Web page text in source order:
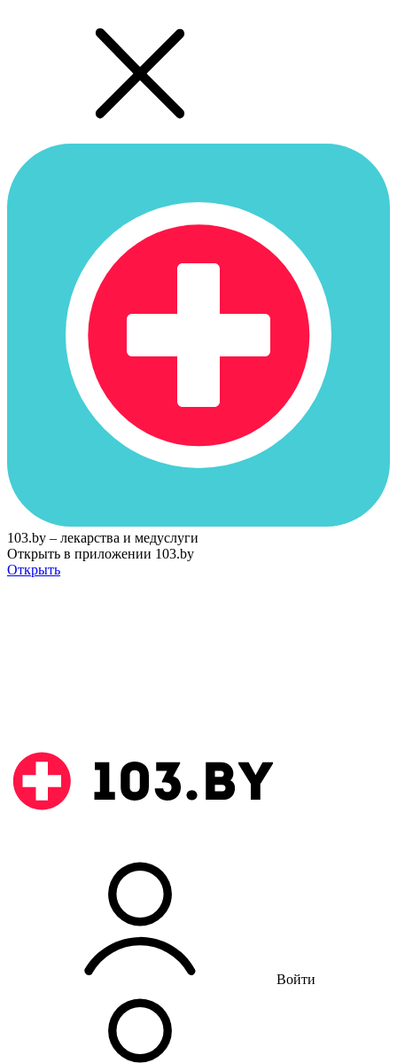
103.by – лекарства и медуслуги
Открыть в приложении 103.by
Открыть
Войти